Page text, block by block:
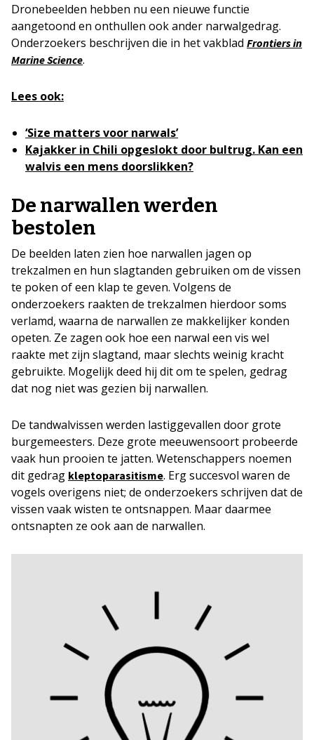
Dronebeelden hebben nu een nieuwe functie
aangetoond en onthullen ook ander narwalgedrag.
Onderzoekers beschrijven die in het vakblad Frontiers in
Marine Science.
Lees ook:
‘Size matters voor narwals’
Kajakker in Chili opgeslokt door bultrug. Kan een
walvis een mens doorslikken?
De narwallen werden
bestolen
De beelden laten zien hoe narwallen jagen op
trekzalmen en hun slagtanden gebruiken om de vissen
te poken of een klap te geven. Volgens de
onderzoekers raakten de trekzalmen hierdoor soms
verlamd, waarna de narwallen ze makkelijker konden
opeten. Ze zagen ook hoe een narwal een vis wel
raakte met zijn slagtand, maar slechts weinig kracht
gebruikte. Mogelijk deed hij dit om te spelen, gedrag
dat nog niet was gezien bij narwallen.
De tandwalvissen werden lastiggevallen door grote
burgemeesters. Deze grote meeuwensoort probeerde
vaak hun prooien te jatten. Wetenschappers noemen
dit gedrag kleptoparasitisme. Erg succesvol waren de
vogels overigens niet; de onderzoekers schrijven dat de
vissen vaak wisten te ontsnappen. Maar daarmee
ontsnapten ze ook aan de narwallen.